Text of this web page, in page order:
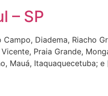
– SP
Diadema, Riacho
Praia Grande,
Mauá, Itaquaquecetuba;